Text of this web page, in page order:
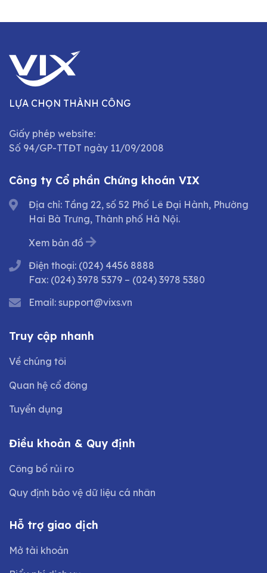
LỰA CHỌN THÀNH CÔNG
Giấy phép website:
Số 94/GP-TTĐT ngày 11/09/2008
Công ty Cổ phần Chứng khoán VIX
Địa chỉ: Tầng 22, số 52 Phố Lê Đại Hành, Phường
Hai Bà Trưng, Thành phố Hà Nội.
Xem bản đồ
Điện thoại: (024) 4456 8888
Fax: (024) 3978 5379 – (024) 3978 5380
Email: support@vixs.vn
Truy cập nhanh
Về chúng tôi
Quan hệ cổ đông
Tuyển dụng
Điều khoản & Quy định
Công bố rủi ro
Quy định bảo vệ dữ liệu cá nhân
Hỗ trợ giao dịch
Mở tài khoản